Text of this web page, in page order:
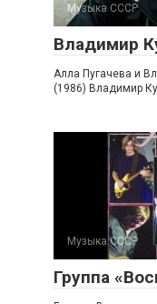
Музыка СССР
Владимир
Алла Пугачева и
(1986) Владимир
Музыка СССР
Группа